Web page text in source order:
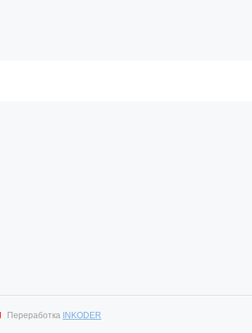
Переработка INKODER